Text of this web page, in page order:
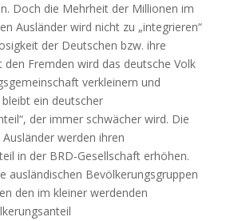
Doch die Mehrheit der Millionen im
Ausländer wird nicht zu „integrieren“
der Deutschen bzw. ihre
den Fremden wird das deutsche Volk
verkleinern und
ein deutscher
der immer schwächer wird. Die
werden ihren
in der BRD-Gesellschaft erhöhen.
ausländischen Bevölkerungsgruppen
den im kleiner werdenden